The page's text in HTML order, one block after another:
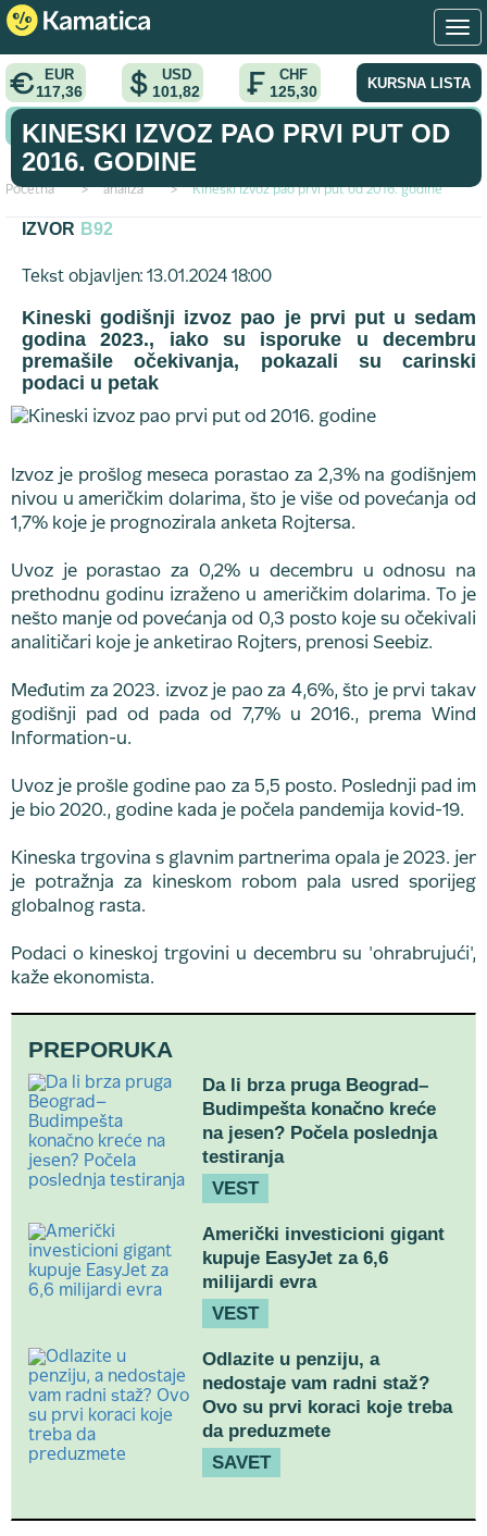
EUR
117,36
USD
101,82
CHF
125,30 KURSNA LISTA
KONVERTOR VALUTA
Početna > analiza > Kineski izvoz pao prvi put od 2016. godine
KINESKI IZVOZ PAO PRVI PUT OD
2016. GODINE
IZVOR B92
Tekst objavljen: 13.01.2024 18:00
Kineski godišnji izvoz pao je prvi put u sedam
godina 2023., iako su isporuke u decembru
premašile očekivanja, pokazali su carinski
podaci u petak
Izvoz je prošlog meseca porastao za 2,3% na godišnjem
nivou u američkim dolarima, što je više od povećanja od
1,7% koje je prognozirala anketa Rojtersa.
Uvoz je porastao za 0,2% u decembru u odnosu na
prethodnu godinu izraženo u američkim dolarima. To je
nešto manje od povećanja od 0,3 posto koje su očekivali
analitičari koje je anketirao Rojters, prenosi Seebiz.
Međutim za 2023. izvoz je pao za 4,6%, što je prvi takav
godišnji pad od pada od 7,7% u 2016., prema Wind
Information-u.
Uvoz je prošle godine pao za 5,5 posto. Poslednji pad im
je bio 2020., godine kada je počela pandemija kovid-19.
Kineska trgovina s glavnim partnerima opala je 2023. jer
je potražnja za kineskom robom pala usred sporijeg
globalnog rasta.
Podaci o kineskoj trgovini u decembru su 'ohrabrujući',
kaže ekonomista.
PREPORUKA
Da li brza pruga Beograd–
Budimpešta konačno kreće
na jesen? Počela poslednja
testiranja
VEST
Američki investicioni gigant
kupuje EasyJet za 6,6
milijardi evra
VEST
Odlazite u penziju, a
nedostaje vam radni staž?
Ovo su prvi koraci koje treba
da preduzmete
SAVET